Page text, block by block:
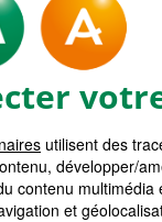
utilisent des
développer/
contenu
et